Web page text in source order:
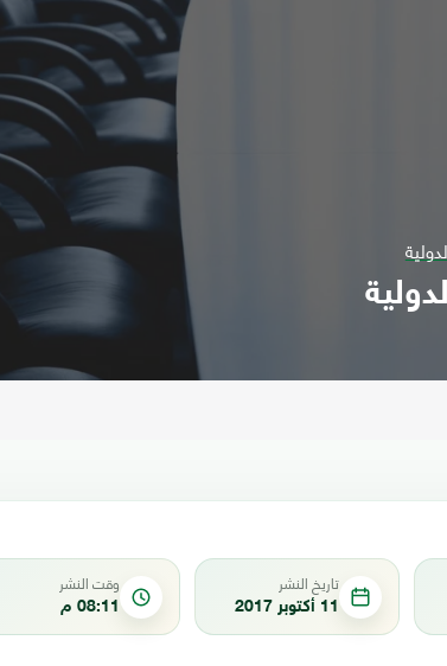
تاريخ النشر
11 أكتوبر 2017
وقت النشر
08:11 م